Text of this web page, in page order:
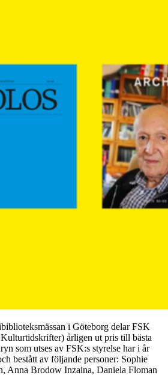
i Göteborg delar FSK
årligen ut pris till bästa
som utses av FSK:s styrelse har i år
bestått av följande personer: Sophie
Anna Brodow Inzaina, Daniela Floman